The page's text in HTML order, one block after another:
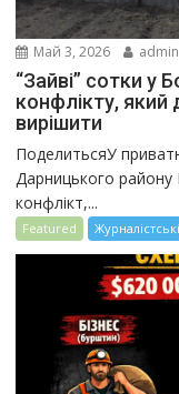
Май 3, 2026 admin
“Зайві” сотки у
конфлікту,
вирішити
ПоделитьсяУ
Дарницького району
конфлікт,...
Featured